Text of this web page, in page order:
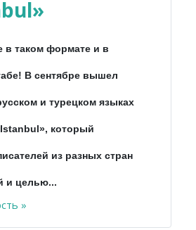
в таком формате и в
В сентябре вышел
и турецком языках
который
из разных стран
и целью...
»